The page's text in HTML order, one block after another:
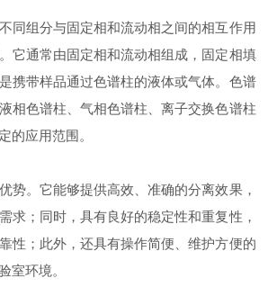
同组分与固定相和流动相之间的相互作用
它通常由固定相和流动相组成，固定相填
携带样品通过色谱柱的液体或气体。色谱
相色谱柱、气相色谱柱、离子交换色谱柱
的应用范围。
势。它能够提供高效、准确的分离效果，
求；同时，具有良好的稳定性和重复性，
性；此外，还具有操作简便、维护方便的
室环境。